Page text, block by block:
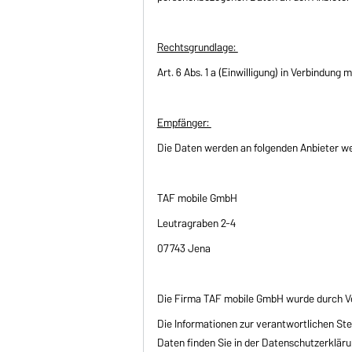
Rechtsgrundlage:
Art. 6 Abs. 1 a (Einwilligung) in Verbindung
Empfänger:
Die Daten werden an folgenden Anbieter
TAF mobile GmbH
Leutragraben 2-4
07743 Jena
Die Firma TAF mobile GmbH wurde
Die Informationen zur verantwortlichen
Daten finden Sie in der